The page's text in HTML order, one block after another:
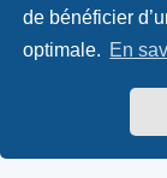
de bénéficier
optimale. En